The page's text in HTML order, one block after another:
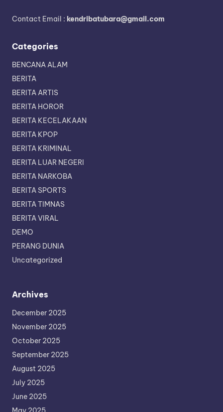
Contact Email : kendribatubara@gmail.com
Categories
BENCANA ALAM
BERITA
BERITA ARTIS
BERITA HOROR
BERITA KECELAKAAN
BERITA KPOP
BERITA KRIMINAL
BERITA LUAR NEGERI
BERITA NARKOBA
BERITA SPORTS
BERITA TIMNAS
BERITA VIRAL
DEMO
PERANG DUNIA
Uncategorized
Archives
December 2025
November 2025
October 2025
September 2025
August 2025
July 2025
June 2025